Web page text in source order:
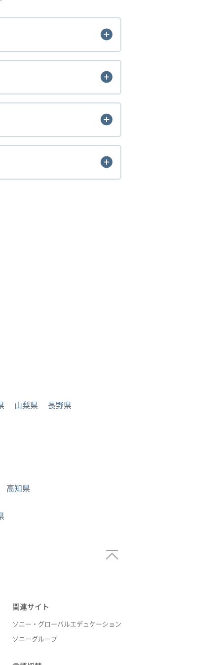
山梨県 長野県
高知県
関連サイト
ソニー・グローバルエデュケーション
ソニーグループ